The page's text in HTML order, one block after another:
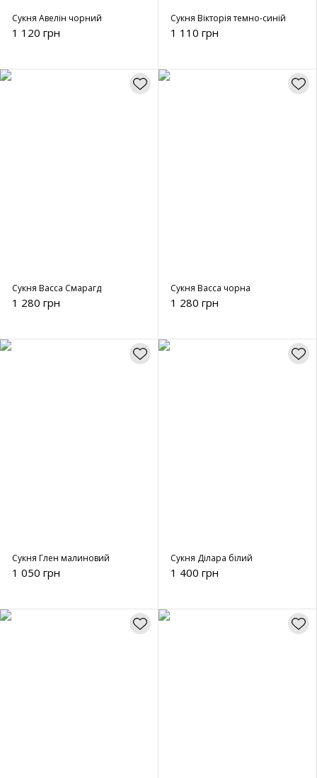
Сукня Авелін чорний
1 120 грн
Сукня Вікторія темно-синій
1 110 грн
Сукня Васса Смарагд
1 280 грн
Сукня Васса чорна
1 280 грн
Сукня Глен малиновий
1 050 грн
Сукня Ділара білий
1 400 грн